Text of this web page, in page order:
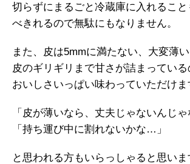
切らずにまるごと冷蔵庫に入れるこ
べきれるので無駄にもなりません。
また、皮は5mmに満たない、大変薄い
皮のギリギリまで甘さが詰まってい
おいしさいっぱい味わっていただけま
「皮が薄いなら、丈夫じゃないんじゃ
「持ち運び中に割れないかな…」
と思われる方もいらっしゃると思いま